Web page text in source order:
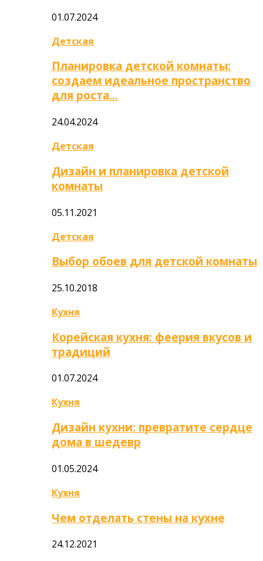
01.07.2024
Детская
Планировка детской комнаты:
создаем идеальное пространство
для роста…
24.04.2024
Детская
Дизайн и планировка детской
комнаты
05.11.2021
Детская
Выбор обоев для детской комнаты
25.10.2018
Кухня
Корейская кухня: феерия вкусов и
традиций
01.07.2024
Кухня
Дизайн кухни: превратите сердце
дома в шедевр
01.05.2024
Кухня
Чем отделать стены на кухне
24.12.2021